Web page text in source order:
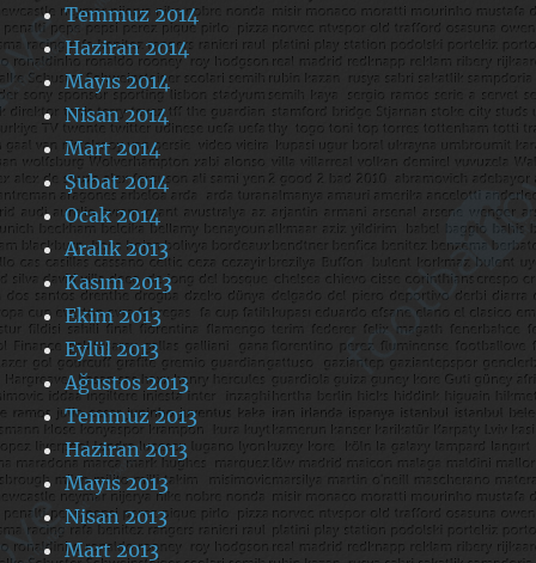
Temmuz 2014
Haziran 2014
Mayıs 2014
Nisan 2014
Mart 2014
Şubat 2014
Ocak 2014
Aralık 2013
Kasım 2013
Ekim 2013
Eylül 2013
Ağustos 2013
Temmuz 2013
Haziran 2013
Mayıs 2013
Nisan 2013
Mart 2013